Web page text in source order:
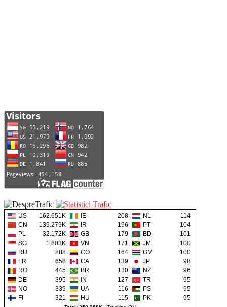
US 162.651K IE 208 NL
114
CN
139.279K IR 196 PT
104
PL
32.172K GB 179 BD
101
SG
1.803K VN 171 JM
100
RU
888 CO 164 GM
100
FR
658 CA 139 JP
98
RO
445 BR 130 NZ
96
DE
395 IN 127 TR
95
NO
339 UA 116 PS
95
FI
321 HU 115 PK 95